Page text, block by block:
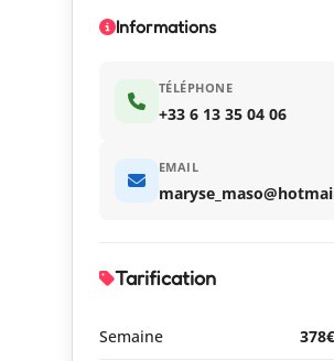
Informations
TÉLÉPHONE
+33 6 13 35 04 06
EMAIL
Tarification
Semaine